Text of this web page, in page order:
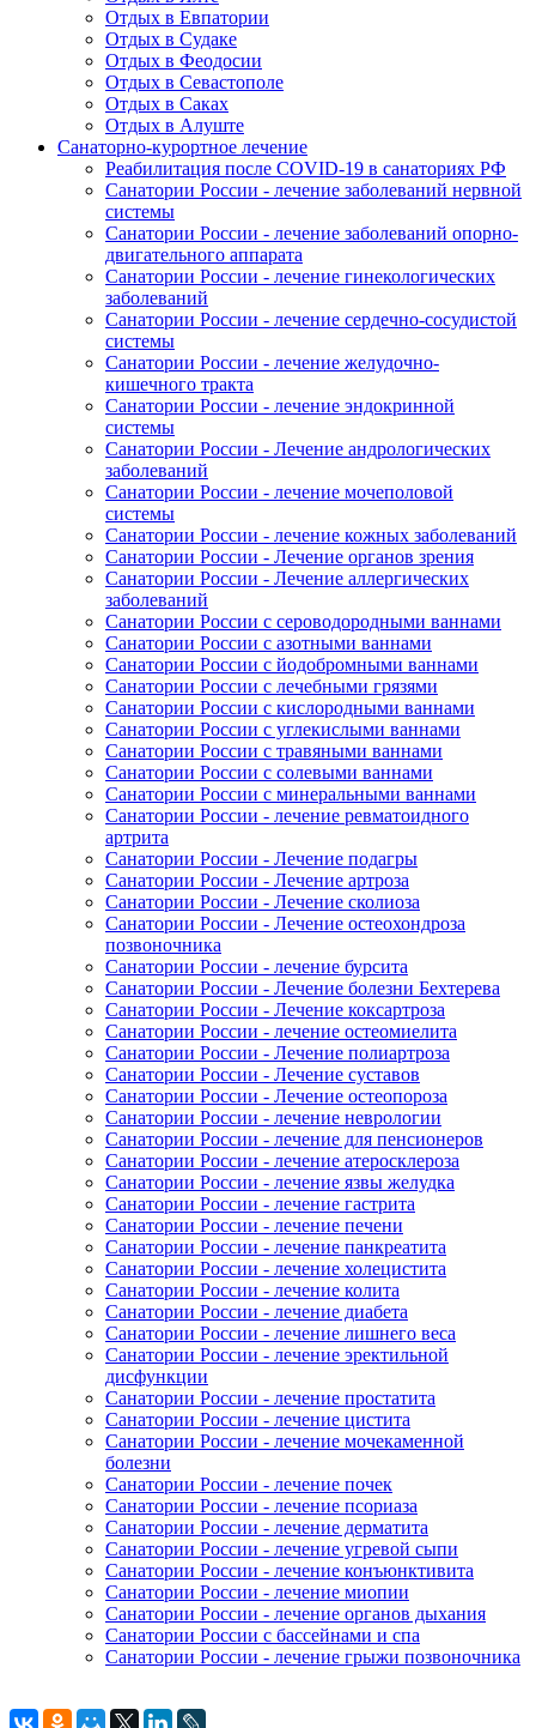
Отдых в Евпатории
Отдых в Судаке
Отдых в Феодосии
Отдых в Севастополе
Отдых в Саках
Отдых в Алуште
Санаторно-курортное лечение
Реабилитация после COVID-19 в санаториях РФ
Санатории России - лечение заболеваний нервной
системы
Санатории России - лечение заболеваний опорно-
двигательного аппарата
Санатории России - лечение гинекологических
заболеваний
Санатории России - лечение сердечно-сосудистой
системы
Санатории России - лечение желудочно-
кишечного тракта
Санатории России - лечение эндокринной
системы
Санатории России - Лечение андрологических
заболеваний
Санатории России - лечение мочеполовой
системы
Санатории России - лечение кожных заболеваний
Санатории России - Лечение органов зрения
Санатории России - Лечение аллергических
заболеваний
Санатории России с сероводородными ваннами
Санатории России с азотными ваннами
Санатории России с йодобромными ваннами
Санатории России с лечебными грязями
Санатории России с кислородными ваннами
Санатории России с углекислыми ваннами
Санатории России с травяными ваннами
Санатории России с солевыми ваннами
Санатории России с минеральными ваннами
Санатории России - лечение ревматоидного
артрита
Санатории России - Лечение подагры
Санатории России - Лечение артроза
Санатории России - Лечение сколиоза
Санатории России - Лечение остеохондроза
позвоночника
Санатории России - лечение бурсита
Санатории России - Лечение болезни Бехтерева
Санатории России - Лечение коксартроза
Санатории России - лечение остеомиелита
Санатории России - Лечение полиартроза
Санатории России - Лечение суставов
Санатории России - Лечение остеопороза
Санатории России - лечение неврологии
Санатории России - лечение для пенсионеров
Санатории России - лечение атеросклероза
Санатории России - лечение язвы желудка
Санатории России - лечение гастрита
Санатории России - лечение печени
Санатории России - лечение панкреатита
Санатории России - лечение холецистита
Санатории России - лечение колита
Санатории России - лечение диабета
Санатории России - лечение лишнего веса
Санатории России - лечение эректильной
дисфункции
Санатории России - лечение простатита
Санатории России - лечение цистита
Санатории России - лечение мочекаменной
болезни
Санатории России - лечение почек
Санатории России - лечение псориаза
Санатории России - лечение дерматита
Санатории России - лечение угревой сыпи
Санатории России - лечение конъюнктивита
Санатории России - лечение миопии
Санатории России - лечение органов дыхания
Санатории России с бассейнами и спа
Санатории России - лечение грыжи позвоночника